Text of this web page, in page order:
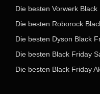
Die besten Vorwerk
Die besten Roborock
Die besten Dyson Black
Die besten Black Friday
Die besten Black Friday